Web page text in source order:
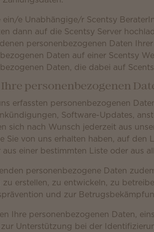
ein/e Unabhängige/r Scentsy
dann auf die Scentsy Server
personenbezogenen Daten
Daten auf einer Scentsy
Daten, die dabei auf
Ihre personenbezogenen
erfassten personenbezogenen
Software-Updates,
sich nach Wunsch jederzeit aus
Sie von uns erhalten haben, auf
einer bestimmten Liste oder aus
personenbezogene Daten
erstellen, zu entwickeln, zu
und zur
Ihre personenbezogenen Daten,
Unterstützung bei der